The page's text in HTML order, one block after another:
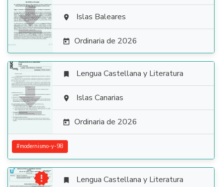
  Islas Baleares
 Ordinaria de 2026

 Lengua Castellana y Literatura
 Islas Canarias
 Ordinaria de 2026
#modernismo-y-98
  Lengua Castellana y Literatura